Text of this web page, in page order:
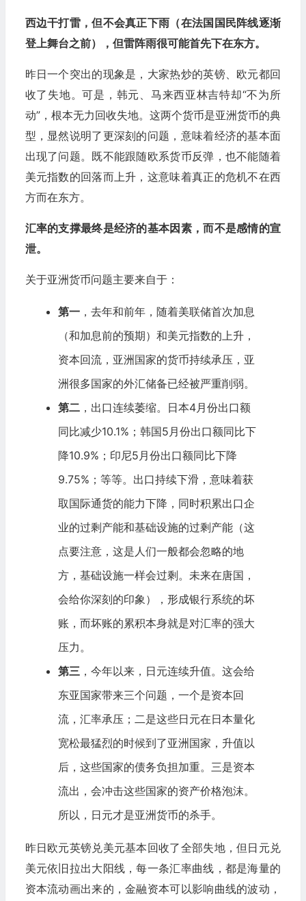
西边干打雷，但不会真正下雨（在法国国民阵线逐渐
登上舞台之前），但雷阵雨很可能首先下在东方。
昨日一个突出的现象是，大家热炒的英镑、欧元都回
收了失地。可是，韩元、马来西亚林吉特却“不为所
动”，根本无力回收失地。这两个货币是亚洲货币的典
型，显然说明了更深刻的问题，意味着经济的基本面
出现了问题。既不能跟随欧系货币反弹，也不能随着
美元指数的回落而上升，这意味着真正的危机不在西
方而在东方。
汇率的支撑最终是经济的基本因素，而不是感情的宣
泄。
关于亚洲货币问题主要来自于：
第一，去年和前年，随着美联储首次加息
（和加息前的预期）和美元指数的上升，
资本回流，亚洲国家的货币持续承压，亚
洲很多国家的外汇储备已经被严重削弱。
第二，出口连续萎缩。 日本4月份出口额
同比减少10.1%； 韩国5月份出口额同比下
降10.9%；印尼5月份出口额同比下降
9.75%；等等。出口持续下滑，意味着获
取国际通货的能力下降，同时积累出口企
业的过剩产能和基础设施的过剩产能（这
点要注意，这是人们一般都会忽略的地
方，基础设施一样会过剩。未来在唐国，
会给你深刻的印象），形成银行系统的坏
账，而坏账的累积本身就是对汇率的强大
压力。
第三，今年以来，日元连续升值。这会给
东亚国家带来三个问题，一个是资本回
流，汇率承压；二是这些日元在日本量化
宽松最猛烈的时候到了亚洲国家，升值以
后，这些国家的债务负担加重。三是资本
流出，会冲击这些国家的资产价格泡沫。
所以，日元才是亚洲货币的杀手。
昨日欧元英镑兑美元基本回收了全部失地，但日元兑
美元依旧拉出大阳线，每一条汇率曲线，都是海量的
资本流动画出来的，金融资本可以影响曲线的波动，